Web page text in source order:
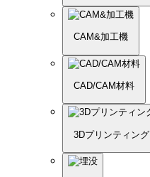
CAM&加工機
CAD/CAM材料
3Dプリンティング